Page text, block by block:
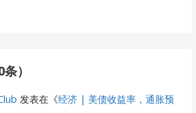
）
发表在《经济 | 美债收益率，通胀预